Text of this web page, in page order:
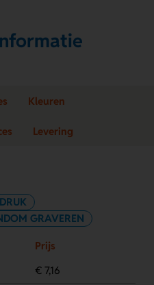
Kleuren
Levering
GRAVEREN
Prijs
€ 7,16